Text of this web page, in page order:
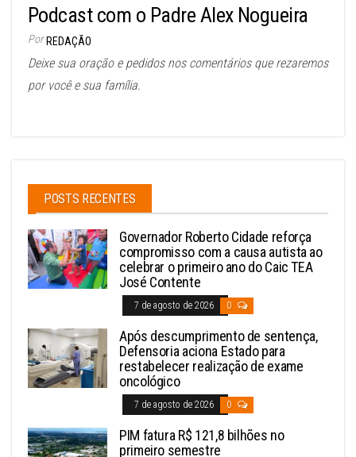
Podcast com o Padre Alex Nogueira
Por REDAÇÃO
Deixe sua oração e pedidos nos comentários que rezaremos
por você e sua família.
POSTS RECENTES
Governador Roberto Cidade reforça
compromisso com a causa autista ao
celebrar o primeiro ano do Caic TEA
José Contente
7 de agosto de 2026 0
Após descumprimento de sentença,
Defensoria aciona Estado para
restabelecer realização de exame
oncológico
7 de agosto de 2026 0
PIM fatura R$ 121,8 bilhões no
primeiro semestre